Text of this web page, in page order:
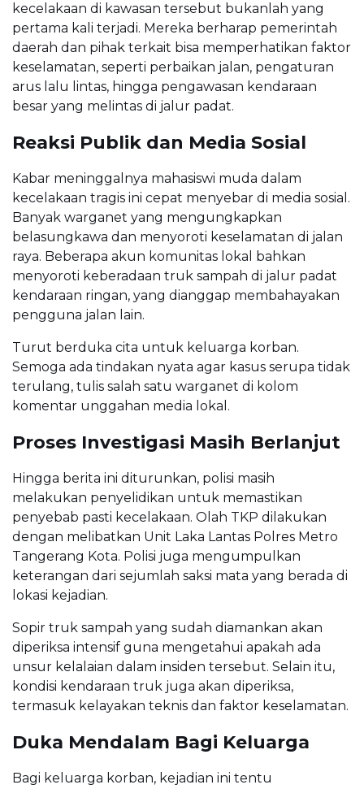
kecelakaan di kawasan tersebut bukanlah yang
pertama kali terjadi. Mereka berharap pemerintah
daerah dan pihak terkait bisa memperhatikan faktor
keselamatan, seperti perbaikan jalan, pengaturan
arus lalu lintas, hingga pengawasan kendaraan
besar yang melintas di jalur padat.
Reaksi Publik dan Media Sosial
Kabar meninggalnya mahasiswi muda dalam
kecelakaan tragis ini cepat menyebar di media sosial.
Banyak warganet yang mengungkapkan
belasungkawa dan menyoroti keselamatan di jalan
raya. Beberapa akun komunitas lokal bahkan
menyoroti keberadaan truk sampah di jalur padat
kendaraan ringan, yang dianggap membahayakan
pengguna jalan lain.
Turut berduka cita untuk keluarga korban.
Semoga ada tindakan nyata agar kasus serupa tidak
terulang, tulis salah satu warganet di kolom
komentar unggahan media lokal.
Proses Investigasi Masih Berlanjut
Hingga berita ini diturunkan, polisi masih
melakukan penyelidikan untuk memastikan
penyebab pasti kecelakaan. Olah TKP dilakukan
dengan melibatkan Unit Laka Lantas Polres Metro
Tangerang Kota. Polisi juga mengumpulkan
keterangan dari sejumlah saksi mata yang berada di
lokasi kejadian.
Sopir truk sampah yang sudah diamankan akan
diperiksa intensif guna mengetahui apakah ada
unsur kelalaian dalam insiden tersebut. Selain itu,
kondisi kendaraan truk juga akan diperiksa,
termasuk kelayakan teknis dan faktor keselamatan.
Duka Mendalam Bagi Keluarga
Bagi keluarga korban, kejadian ini tentu